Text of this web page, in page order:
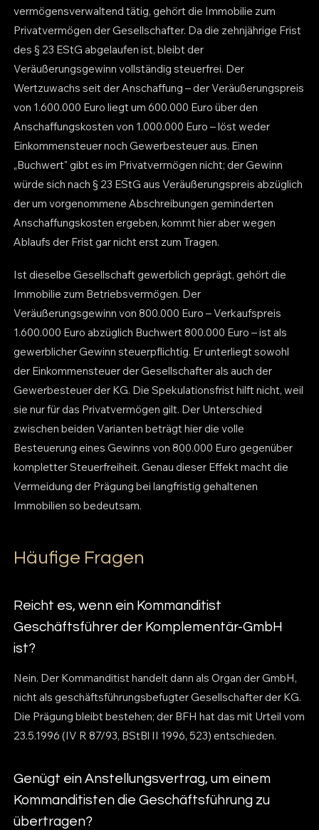
vermögensverwaltend tätig, gehört die Immobilie zum
Privatvermögen der Gesellschafter. Da die zehnjährige Frist
des § 23 EStG abgelaufen ist, bleibt der
Veräußerungsgewinn vollständig steuerfrei. Der
Wertzuwachs seit der Anschaffung – der Veräußerungspreis
von 1.600.000 Euro liegt um 600.000 Euro über den
Anschaffungskosten von 1.000.000 Euro – löst weder
Einkommensteuer noch Gewerbesteuer aus. Einen
„Buchwert" gibt es im Privatvermögen nicht; der Gewinn
würde sich nach § 23 EStG aus Veräußerungspreis abzüglich
der um vorgenommene Abschreibungen geminderten
Anschaffungskosten ergeben, kommt hier aber wegen
Ablaufs der Frist gar nicht erst zum Tragen.
Ist dieselbe Gesellschaft gewerblich geprägt, gehört die
Immobilie zum Betriebsvermögen. Der
Veräußerungsgewinn von 800.000 Euro – Verkaufspreis
1.600.000 Euro abzüglich Buchwert 800.000 Euro – ist als
gewerblicher Gewinn steuerpflichtig. Er unterliegt sowohl
der Einkommensteuer der Gesellschafter als auch der
Gewerbesteuer der KG. Die Spekulationsfrist hilft nicht, weil
sie nur für das Privatvermögen gilt. Der Unterschied
zwischen beiden Varianten beträgt hier die volle
Besteuerung eines Gewinns von 800.000 Euro gegenüber
kompletter Steuerfreiheit. Genau dieser Effekt macht die
Vermeidung der Prägung bei langfristig gehaltenen
Immobilien so bedeutsam.
Häufige Fragen
Reicht es, wenn ein Kommanditist
Geschäftsführer der Komplementär-GmbH
ist?
Nein. Der Kommanditist handelt dann als Organ der GmbH,
nicht als geschäftsführungsbefugter Gesellschafter der KG.
Die Prägung bleibt bestehen; der BFH hat das mit Urteil vom
23.5.1996 (IV R 87/93, BStBl II 1996, 523) entschieden.
Genügt ein Anstellungsvertrag, um einem
Kommanditisten die Geschäftsführung zu
übertragen?